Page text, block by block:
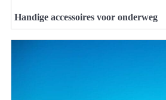
Handige accessoires voor onderweg